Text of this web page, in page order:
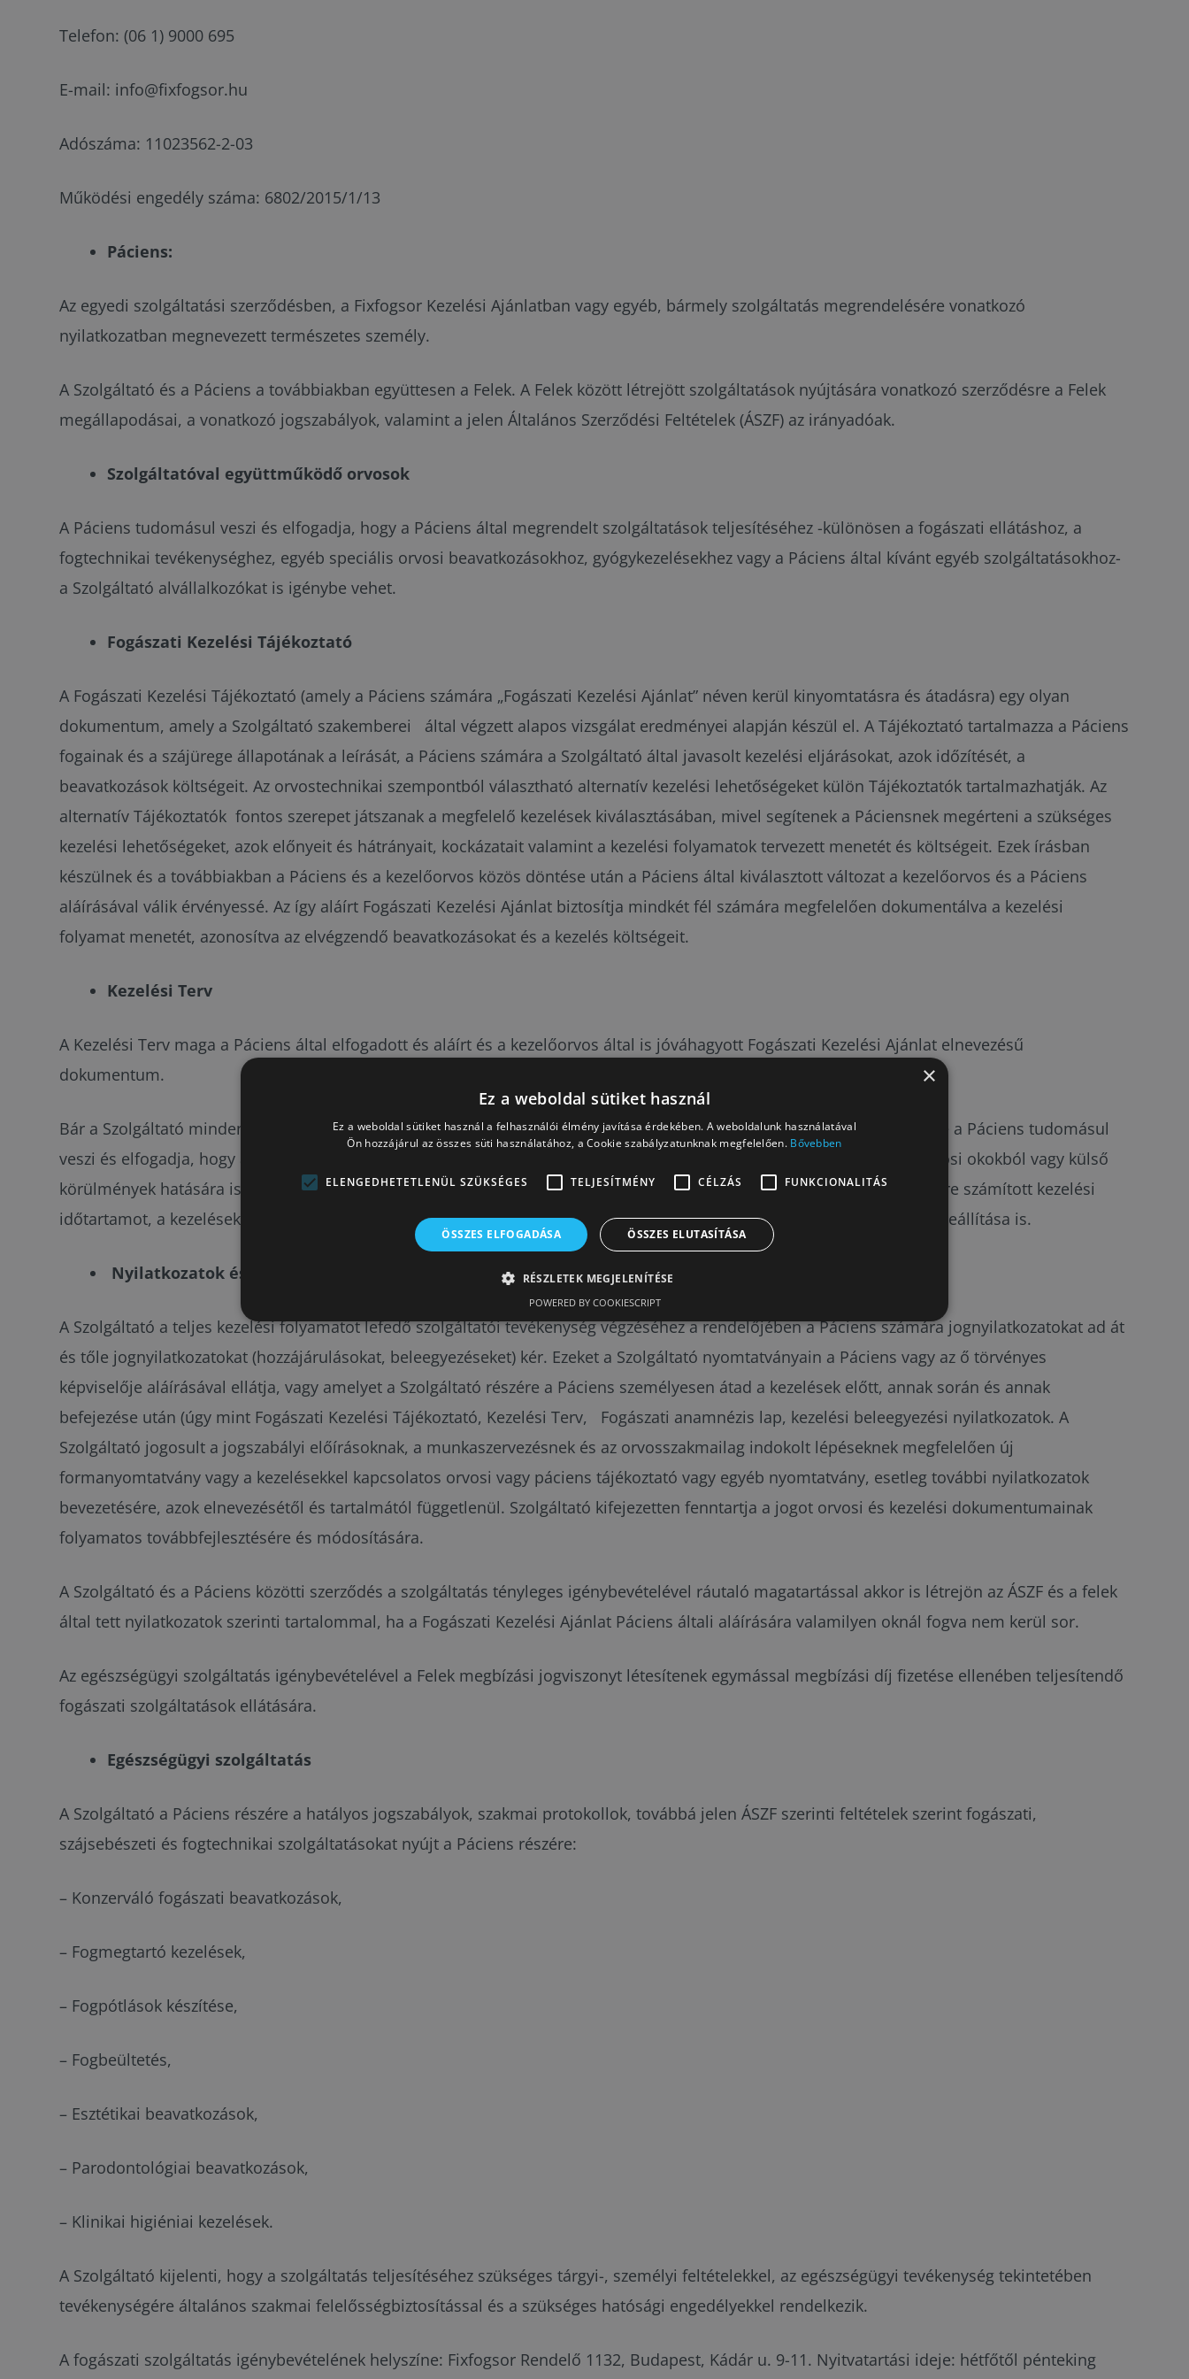
Telefon: (06 1) 9000 695
E-mail: info@fixfogsor.hu
Adószáma: 11023562-2-03
Működési engedély száma: 6802/2015/1/13
Páciens:
Az egyedi szolgáltatási szerződésben, a Fixfogsor Kezelési Ajánlatban vagy egyéb, bármely szolgáltatás megrendelésére vonatkozó
nyilatkozatban megnevezett természetes személy.
A Szolgáltató és a Páciens a továbbiakban együttesen a Felek. A Felek között létrejött szolgáltatások nyújtására vonatkozó szerződésre a Felek
megállapodásai, a vonatkozó jogszabályok, valamint a jelen Általános Szerződési Feltételek (ÁSZF) az irányadóak.
Szolgáltatóval együttműködő orvosok
A Páciens tudomásul veszi és elfogadja, hogy a Páciens által megrendelt szolgáltatások teljesítéséhez -különösen a fogászati ellátáshoz, a
fogtechnikai tevékenységhez, egyéb speciális orvosi beavatkozásokhoz, gyógykezelésekhez vagy a Páciens által kívánt egyéb szolgáltatásokhoz-
a Szolgáltató alvállalkozókat is igénybe vehet.
Fogászati Kezelési Tájékoztató
A Fogászati Kezelési Tájékoztató (amely a Páciens számára „Fogászati Kezelési Ajánlat” néven kerül kinyomtatásra és átadásra) egy olyan
dokumentum, amely a Szolgáltató szakemberei által végzett alapos vizsgálat eredményei alapján készül el. A Tájékoztató tartalmazza a Páciens
fogainak és a szájürege állapotának a leírását, a Páciens számára a Szolgáltató által javasolt kezelési eljárásokat, azok időzítését, a
beavatkozások költségeit. Az orvostechnikai szempontból választható alternatív kezelési lehetőségeket külön Tájékoztatók tartalmazhatják. Az
alternatív Tájékoztatók fontos szerepet játszanak a megfelelő kezelések kiválasztásában, mivel segítenek a Páciensnek megérteni a szükséges
kezelési lehetőségeket, azok előnyeit és hátrányait, kockázatait valamint a kezelési folyamatok tervezett menetét és költségeit. Ezek írásban
készülnek és a továbbiakban a Páciens és a kezelőorvos közös döntése után a Páciens által kiválasztott változat a kezelőorvos és a Páciens
aláírásával válik érvényessé. Az így aláírt Fogászati Kezelési Ajánlat biztosítja mindkét fél számára megfelelően dokumentálva a kezelési
folyamat menetét, azonosítva az elvégzendő beavatkozásokat és a kezelés költségeit.
Kezelési Terv
A Kezelési Terv maga a Páciens által elfogadott és aláírt és a kezelőorvos által is jóváhagyott Fogászati Kezelési Ajánlat elnevezésű
dokumentum.
Bár a Szolgáltató mindent megtesz annak érdekében, hogy a Fogászati Kezelés Terv végleges és teljes körű lehessen, de a Páciens tudomásul
veszi és elfogadja, hogy az csak tájékoztató jellegű lehet. A tervezett kezelések elvégzése során, már menet közben, orvosi okokból vagy külső
körülmények hatására is kikerülhetetlen és szükséges változások adódhatnak. Ezek a változások befolyásolhatják az előre számított kezelési
időtartamot, a kezelések számát és a költségeket is. Orvosi okokból indokolt lehet a kezelések felfüggesztése vagy akár leállítása is.
Nyilatkozatok és tájékoztatók
A Szolgáltató a teljes kezelési folyamatot lefedő szolgáltatói tevékenység végzéséhez a rendelőjében a Páciens számára jognyilatkozatokat ad át
és tőle jognyilatkozatokat (hozzájárulásokat, beleegyezéseket) kér. Ezeket a Szolgáltató nyomtatványain a Páciens vagy az ő törvényes
képviselője aláírásával ellátja, vagy amelyet a Szolgáltató részére a Páciens személyesen átad a kezelések előtt, annak során és annak
befejezése után (úgy mint Fogászati Kezelési Tájékoztató, Kezelési Terv, Fogászati anamnézis lap, kezelési beleegyezési nyilatkozatok. A
Szolgáltató jogosult a jogszabályi előírásoknak, a munkaszervezésnek és az orvosszakmailag indokolt lépéseknek megfelelően új
formanyomtatvány vagy a kezelésekkel kapcsolatos orvosi vagy páciens tájékoztató vagy egyéb nyomtatvány, esetleg további nyilatkozatok
bevezetésére, azok elnevezésétől és tartalmától függetlenül. Szolgáltató kifejezetten fenntartja a jogot orvosi és kezelési dokumentumainak
folyamatos továbbfejlesztésére és módosítására.
A Szolgáltató és a Páciens közötti szerződés a szolgáltatás tényleges igénybevételével ráutaló magatartással akkor is létrejön az ÁSZF és a felek
által tett nyilatkozatok szerinti tartalommal, ha a Fogászati Kezelési Ajánlat Páciens általi aláírására valamilyen oknál fogva nem kerül sor.
Az egészségügyi szolgáltatás igénybevételével a Felek megbízási jogviszonyt létesítenek egymással megbízási díj fizetése ellenében teljesítendő
fogászati szolgáltatások ellátására.
Egészségügyi szolgáltatás
A Szolgáltató a Páciens részére a hatályos jogszabályok, szakmai protokollok, továbbá jelen ÁSZF szerinti feltételek szerint fogászati,
szájsebészeti és fogtechnikai szolgáltatásokat nyújt a Páciens részére:
– Konzerváló fogászati beavatkozások,
– Fogmegtartó kezelések,
– Fogpótlások készítése,
– Fogbeültetés,
– Esztétikai beavatkozások,
– Parodontológiai beavatkozások,
– Klinikai higiéniai kezelések.
A Szolgáltató kijelenti, hogy a szolgáltatás teljesítéséhez szükséges tárgyi-, személyi feltételekkel, az egészségügyi tevékenység tekintetében
tevékenységére általános szakmai felelősségbiztosítással és a szükséges hatósági engedélyekkel rendelkezik.
A fogászati szolgáltatás igénybevételének helyszíne: Fixfogsor Rendelő 1132, Budapest, Kádár u. 9-11. Nyitvatartási ideje: hétfőtől pénteking
×
Ez a weboldal sütiket használ
Ez a weboldal sütiket használ a felhasználói élmény javítása érdekében. A weboldalunk használatával
Ön hozzájárul az összes süti használatához, a Cookie szabályzatunknak megfelelően. Bővebben
ELENGEDHETETLENÜL SZÜKSÉGES TELJESÍTMÉNY CÉLZÁS FUNKCIONALITÁS
ÖSSZES ELFOGADÁSA ÖSSZES ELUTASÍTÁSA
RÉSZLETEK MEGJELENÍTÉSE
POWERED BY COOKIESCRIPT